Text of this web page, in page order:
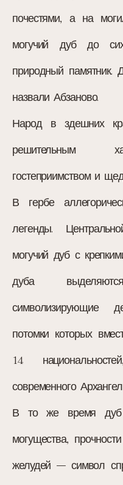
почестями, а на
могучий дуб до
природный памятник.
назвали Абзаново.
Народ в здешних
решительным
гостеприимством и
В гербе
легенды.
могучий дуб с
дуба
символизирующие
потомки которых
14
современного
В то же время дуб
могущества,
желудей – символ